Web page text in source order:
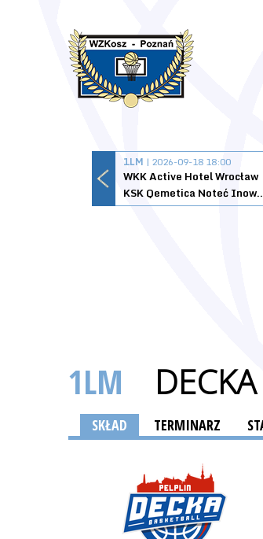
1LM | 2026-09-18 18:00
WKK Active Hotel Wrocław
KSK
1LM
SKŁAD TERMINARZ